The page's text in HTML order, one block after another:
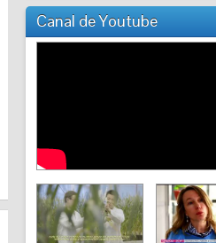
Canal de Youtube